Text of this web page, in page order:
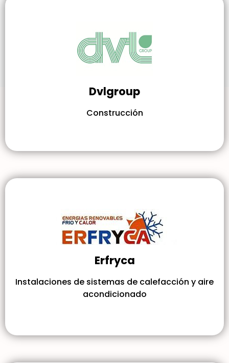
Dvlgroup
Construcción
Erfryca
Instalaciones de sistemas de calefacción y aire
acondicionado